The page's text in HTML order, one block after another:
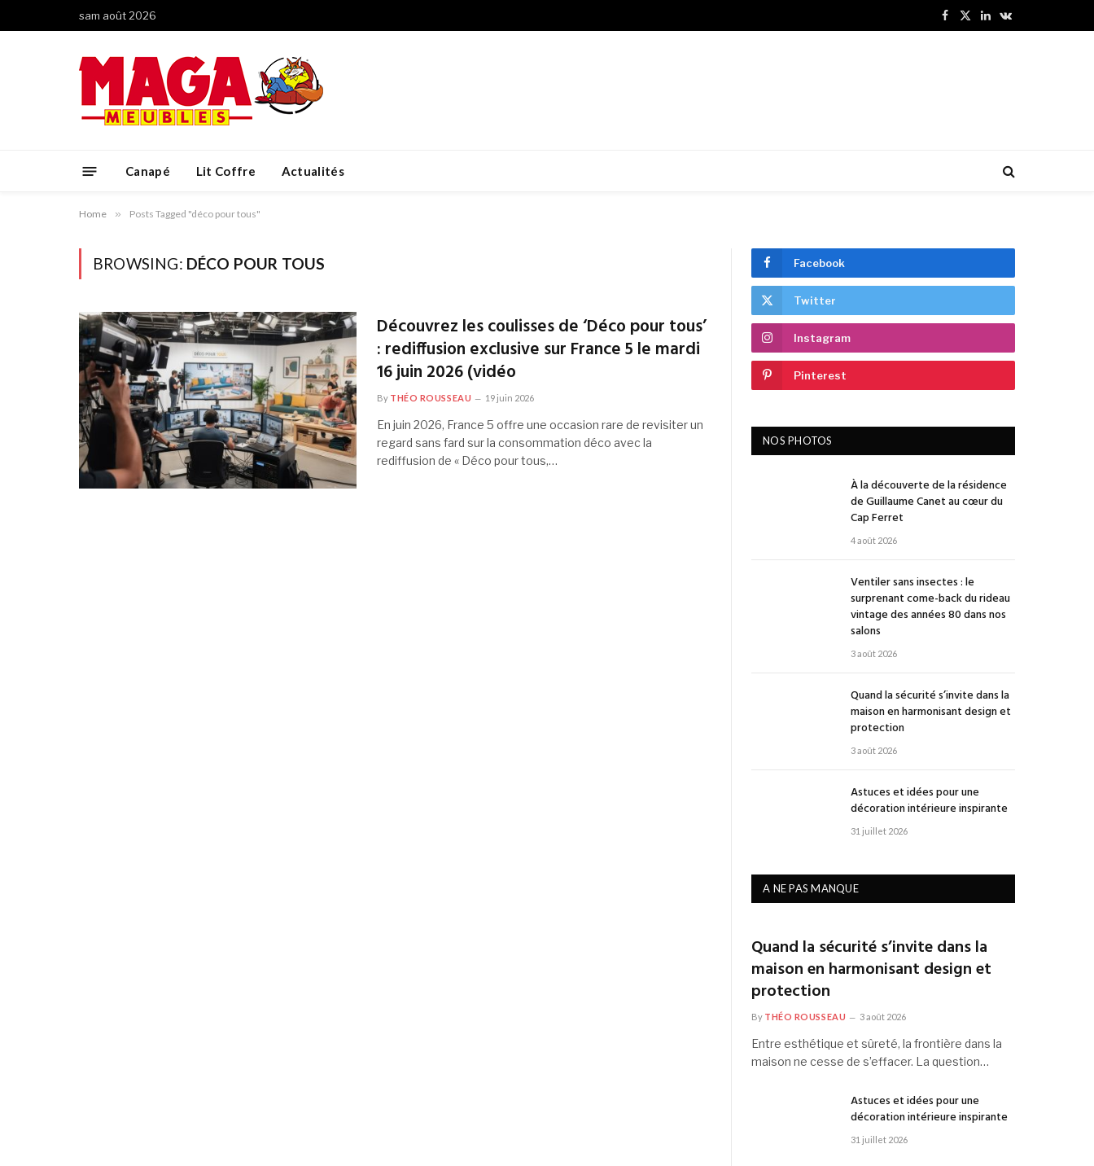
sam août 2026
Facebook
X
LinkedInVKontakte
Canapé Lit Coffre Actualités
Home » Posts Tagged "déco pour tous"
BROWSING: DÉCO POUR TOUS
Découvrez les coulisses de ‘Déco pour tous’
: rediffusion exclusive sur France 5 le mardi
16 juin 2026 (vidéo
By THÉO ROUSSEAU 19 juin 2026
En juin 2026, France 5 offre une occasion rare de revisiter un
regard sans fard sur la consommation déco avec la
rediffusion de « Déco pour tous,…
Facebook
Twitter
Instagram
Pinterest
NOS PHOTOS
À la découverte de la résidence
de Guillaume Canet au cœur du
Cap Ferret
4 août 2026
Ventiler sans insectes : le
surprenant come-back du rideau
vintage des années 80 dans nos
salons
3 août 2026
Quand la sécurité s’invite dans la
maison en harmonisant design et
protection
3 août 2026
Astuces et idées pour une
décoration intérieure inspirante
31 juillet 2026
A NE PAS MANQUE
Quand la sécurité s’invite dans la
maison en harmonisant design et
protection
By THÉO ROUSSEAU 3 août 2026
Entre esthétique et sûreté, la frontière dans la
maison ne cesse de s’effacer. La question…
Astuces et idées pour une
décoration intérieure inspirante
31 juillet 2026